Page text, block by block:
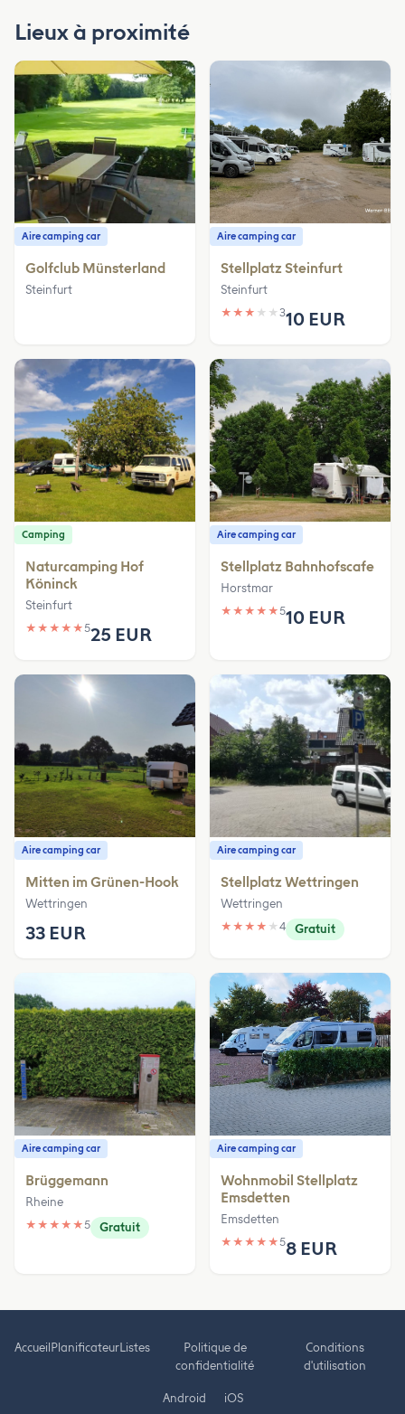
Lieux à proximité
Aire camping car
Golfclub Münsterland
Steinfurt
Aire camping car
Stellplatz Steinfurt
Steinfurt
★ ★ ★ ★ ★ 310 EUR
Camping
Naturcamping Hof
Köninck
Steinfurt
★ ★ ★ ★ ★525 EUR
Aire camping car
Stellplatz Bahnhofscafe
Horstmar
★ ★ ★ ★ ★510 EUR
Aire camping car
Mitten im Grünen-Hook
Wettringen
33 EUR
Aire camping car
Stellplatz Wettringen
Wettringen
★ ★ ★ ★ ★ 4 Gratuit
Aire camping car
Brüggemann
Rheine
★ ★ ★ ★ ★5 Gratuit
Aire camping car
Wohnmobil Stellplatz
Emsdetten
Emsdetten
★ ★ ★ ★ ★58 EUR
AccueilPlanificateurListes
Politique de
confidentialité
Conditions
d'utilisation
Android iOS